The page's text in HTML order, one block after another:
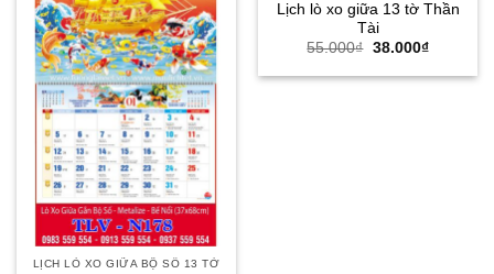
LỊCH LÒ XO GIỮA BỘ SỐ 13 TỜ
Lịch lò xo giữa 13 tờ Thần
Tài
55.000₫ Giá
là:
38.000₫Giá
tại